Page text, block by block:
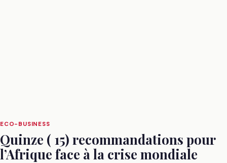
ECO-BUSINESS
Quinze ( 15) recommandations pour
l’Afrique face à la crise mondiale